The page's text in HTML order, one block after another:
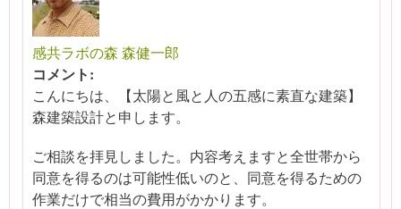
感共ラボの森 森健一郎
コメント:
こんにちは、【太陽と風と人の五感に素直な建築】
森建築設計と申します。
ご相談を拝見しました。内容考えますと全世帯から
同意を得るのは可能性低いのと、同意を得るための
作業だけで相当の費用がかかります。